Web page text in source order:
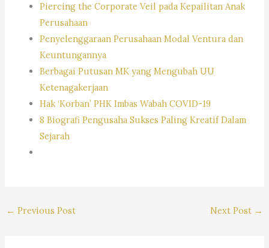
Piercing the Corporate Veil pada Kepailitan Anak
Perusahaan
Penyelenggaraan Perusahaan Modal Ventura dan
Keuntungannya
Berbagai Putusan MK yang Mengubah UU
Ketenagakerjaan
Hak ‘Korban’ PHK Imbas Wabah COVID-19
8 Biografi Pengusaha Sukses Paling Kreatif Dalam
Sejarah
← Previous Post Next Post →